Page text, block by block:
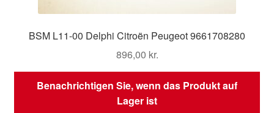
BSM L11-00 Delphi Citroën Peugeot 9661708280
896,00 kr.
Benachrichtigen Sie, wenn das Produkt auf
Lager ist